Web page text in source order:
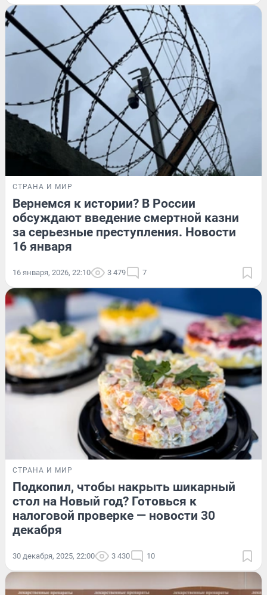
СТРАНА И МИР
Вернемся к истории? В России
обсуждают введение смертной казни
за серьезные преступления. Новости
16 января
16 января, 2026, 22:10 3 479 7
СТРАНА И МИР
Подкопил, чтобы накрыть шикарный
стол на Новый год? Готовься к
налоговой проверке — новости 30
декабря
30 декабря, 2025, 22:00 3 430 10